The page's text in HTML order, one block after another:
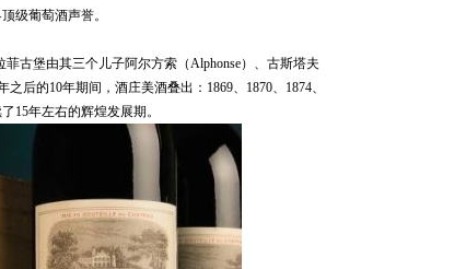
级葡萄酒声誉。
古堡由其三个儿子阿尔方索（Alphonse）、古斯塔夫
后的10年期间，酒庄美酒叠出：1869、1870、1874、
15年左右的辉煌发展期。